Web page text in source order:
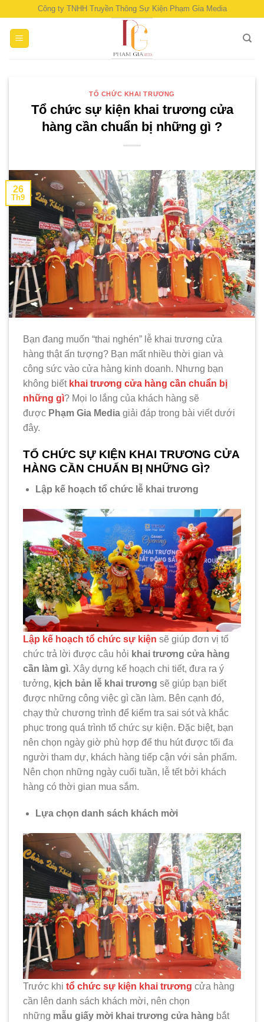
content
Công ty TNHH Truyền Thông Sự Kiện Phạm Gia Media
TỔ CHỨC KHAI TRƯƠNG
Tổ chức sự kiện khai trương cửa
hàng cần chuẩn bị những gì ?
26
Th9
Bạn đang muốn “thai nghén” lễ khai trương cửa
hàng thật ấn tượng? Bạn mất nhiều thời gian và
công sức vào cửa hàng kinh doanh. Nhưng bạn
không biết khai trương cửa hàng cần chuẩn bị
những gì? Mọi lo lắng của khách hàng sẽ
được Phạm Gia Media giải đáp trong bài viết dưới
đây.
TỔ CHỨC SỰ KIỆN KHAI TRƯƠNG CỬA
HÀNG CẦN CHUẨN BỊ NHỮNG GÌ?
Lập kế hoạch tổ chức lễ khai trương
Lập kế hoạch tổ chức sự kiện sẽ giúp đơn vị tổ
chức trả lời được câu hỏi khai trương cửa hàng
cần làm gì. Xây dựng kế hoạch chi tiết, đưa ra ý
tưởng, kịch bản lễ khai trương sẽ giúp bạn biết
được những công việc gì cần làm. Bên cạnh đó,
chạy thử chương trình để kiểm tra sai sót và khắc
phục trong quá trình tổ chức sự kiện. Đặc biệt, bạn
nên chọn ngày giờ phù hợp để thu hút được tối đa
người tham dự, khách hàng tiếp cận với sản phẩm.
Nên chọn những ngày cuối tuần, lễ tết bởi khách
hàng có thời gian mua sắm.
Lựa chọn danh sách khách mời
Trước khi tổ chức sự kiện khai trương cửa hàng
cần lên danh sách khách mời, nên chọn
những mẫu giấy mời khai trương cửa hàng bắt